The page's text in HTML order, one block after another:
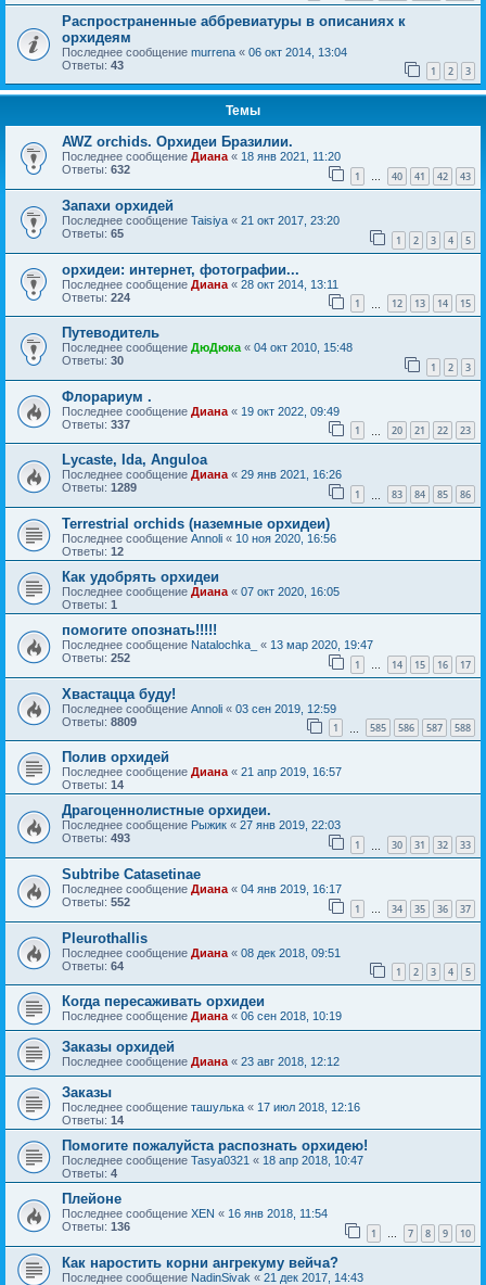
Распространенные аббревиатуры в описаниях к
орхидеям
Последнее сообщение murrena « 06 окт 2014, 13:04
Ответы: 43 1 2 3
Темы
AWZ orchids. Орхидеи Бразилии.
Последнее сообщение Диана « 18 янв 2021, 11:20
Ответы: 632 1 … 40 41 42 43
Запахи орхидей
Последнее сообщение Taisiya « 21 окт 2017, 23:20
Ответы: 65 1 2 3 4 5
орхидеи: интернет, фотографии...
Последнее сообщение Диана « 28 окт 2014, 13:11
Ответы: 224 1 12 13 14 15
Путеводитель
Последнее сообщение ДюДюка « 04 окт 2010, 15:48
Ответы: 30 1 2 3
Флорариум .
Последнее сообщение Диана « 19 окт 2022, 09:49
Ответы: 337 1 20 21 22 23
Lycaste, Ida, Anguloa
Последнее сообщение Диана« 29 янв 2021, 16:26
Ответы: 1289 1 83 84 85 86
Terrestrial orchids (наземные орхидеи)
Последнее сообщение Annoli « 10 ноя 2020, 16:56
Ответы: 12
Как удобрять орхидеи
Последнее сообщение Диана « 07 окт 2020, 16:05
Ответы: 1
помогите опознать!!!!!
Последнее сообщение Natalochka_ « 13 мар 2020, 19:47
Ответы: 252 1 … 14 15 16 17
Хвастацца буду!
Последнее сообщение Annoli « 03 сен 2019, 12:59
Ответы: 8809 1 585 586 587 588
Полив орхидей
Последнее сообщение Диана« 21 апр 2019, 16:57
Ответы: 14
Драгоценнолистные орхидеи.
Последнее сообщение Рыжик « 27 янв 2019, 22:03
Ответы: 493 1 30 31 32 33
Subtribe Catasetinae
Последнее сообщение Диана « 04 янв 2019, 16:17
Ответы: 552 1 … 34 35 36 37
Pleurothallis
Последнее сообщение Диана « 08 дек 2018, 09:51
Ответы: 64 1 2 3 4 5
Когда пересаживать орхидеи
Последнее сообщение Диана « 06 сен 2018, 10:19
Заказы орхидей
Последнее сообщение Диана « 23 авг 2018, 12:12
Заказы
Последнее сообщение ташулька « 17 июл 2018, 12:16
Ответы: 14
Помогите пожалуйста распознать орхидею!
Последнее сообщение Tasya0321 « 18 апр 2018, 10:47
Ответы: 4
Плейоне
Последнее сообщение XEN « 16 янв 2018, 11:54
Ответы: 136 1 … 7 8 9 10
Как наростить корни ангрекуму вейча?
Последнее сообщение NadinSivak « 21 дек 2017, 14:43